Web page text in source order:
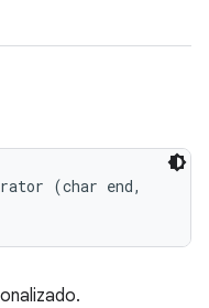
(char end,